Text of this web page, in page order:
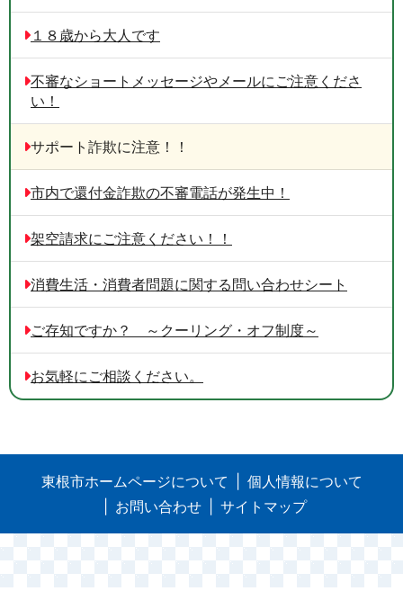
１８歳から大人です
不審なショートメッセージやメールにご注意くださ
い！
サポート詐欺に注意！！
市内で還付金詐欺の不審電話が発生中！
架空請求にご注意ください！！
消費生活・消費者問題に関する問い合わせシート
ご存知ですか？ ～クーリング・オフ制度～
お気軽にご相談ください。
東根市ホームページについて
個人情報について
お問い合わせ
サイトマップ